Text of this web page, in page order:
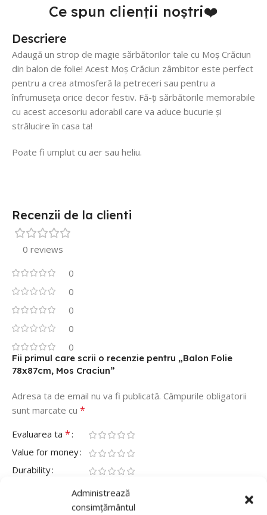
Administrează
consimțământul
Ce spun clienții noștri❤️
Descriere
Adaugă un strop de magie sărbătorilor tale cu Moș Crăciun
din balon de folie! Acest Moș Crăciun zâmbitor este perfect
pentru a crea atmosferă la petreceri sau pentru a
înfrumuseța orice decor festiv. Fă-ți sărbătorile memorabile
cu acest accesoriu adorabil care va aduce bucurie și
strălucire în casa ta!
Poate fi umplut cu aer sau heliu.
Recenzii de la clienti
0 reviews
0
0
0
0
0
Fii primul care scrii o recenzie pentru „Balon Folie
78x87cm, Mos Craciun”
Adresa ta de email nu va fi publicată. Câmpurile obligatorii
sunt marcate cu *
Evaluarea ta *
Value for money
Durability
Delivery speed